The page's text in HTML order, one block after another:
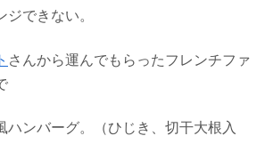
できない。
さんから運んでもらったフレンチファ
ハンバーグ。（ひじき、切干大根入